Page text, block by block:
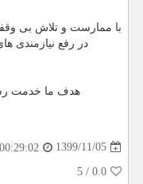
با ممارست و تلاش بی
در رفع نیازمندی
هدف ما خدمت
1399/11/05
00:29:02
0.0
/
5